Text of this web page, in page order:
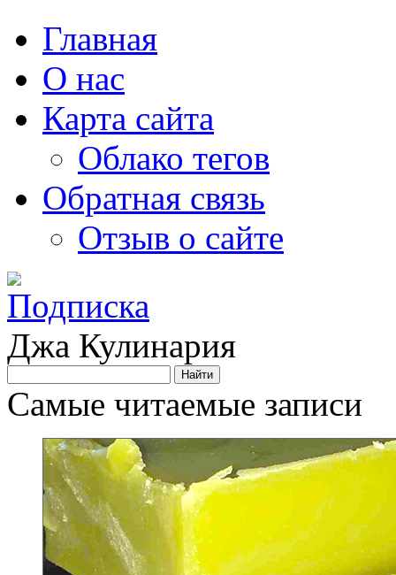
Главная
О нас
Карта сайта
Облако тегов
Обратная связь
Отзыв о сайте
Джа Кулинария
Самые читаемые записи